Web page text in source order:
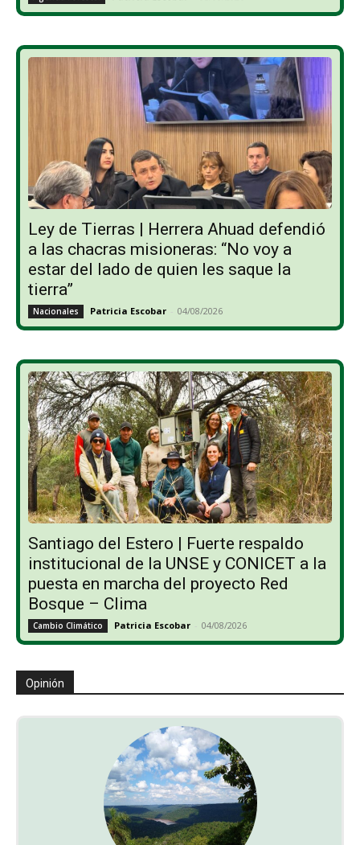
Ley de Tierras | Herrera Ahuad defendió
a las chacras misioneras: “No voy a
estar del lado de quien les saque la
tierra”
Nacionales Patricia Escobar - 04/08/2026
Santiago del Estero | Fuerte respaldo
institucional de la UNSE y CONICET a la
puesta en marcha del proyecto Red
Bosque – Clima
Cambio Climático Patricia Escobar - 04/08/2026
Opinión